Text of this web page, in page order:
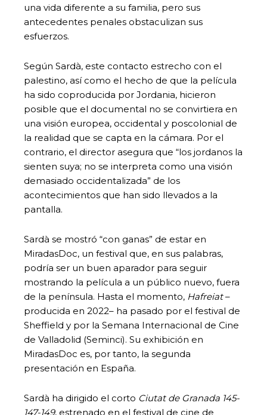
una vida diferente a su familia, pero sus
antecedentes penales obstaculizan sus
esfuerzos.
Según Sardà, este contacto estrecho con el
palestino, así como el hecho de que la película
ha sido coproducida por Jordania, hicieron
posible que el documental no se convirtiera en
una visión europea, occidental y poscolonial de
la realidad que se capta en la cámara. Por el
contrario, el director asegura que “los jordanos la
sienten suya; no se interpreta como una visión
demasiado occidentalizada” de los
acontecimientos que han sido llevados a la
pantalla.
Sardà se mostró “con ganas” de estar en
MiradasDoc, un festival que, en sus palabras,
podría ser un buen aparador para seguir
mostrando la película a un público nuevo, fuera
de la península. Hasta el momento, Hafreiat–
producida en 2022– ha pasado por el festival de
Sheffield y por la Semana Internacional de Cine
de Valladolid (Seminci). Su exhibición en
MiradasDoc es, por tanto, la segunda
presentación en España.
Sardà ha dirigido el corto Ciutat de Granada 145-
147-149, estrenado en el festival de cine de